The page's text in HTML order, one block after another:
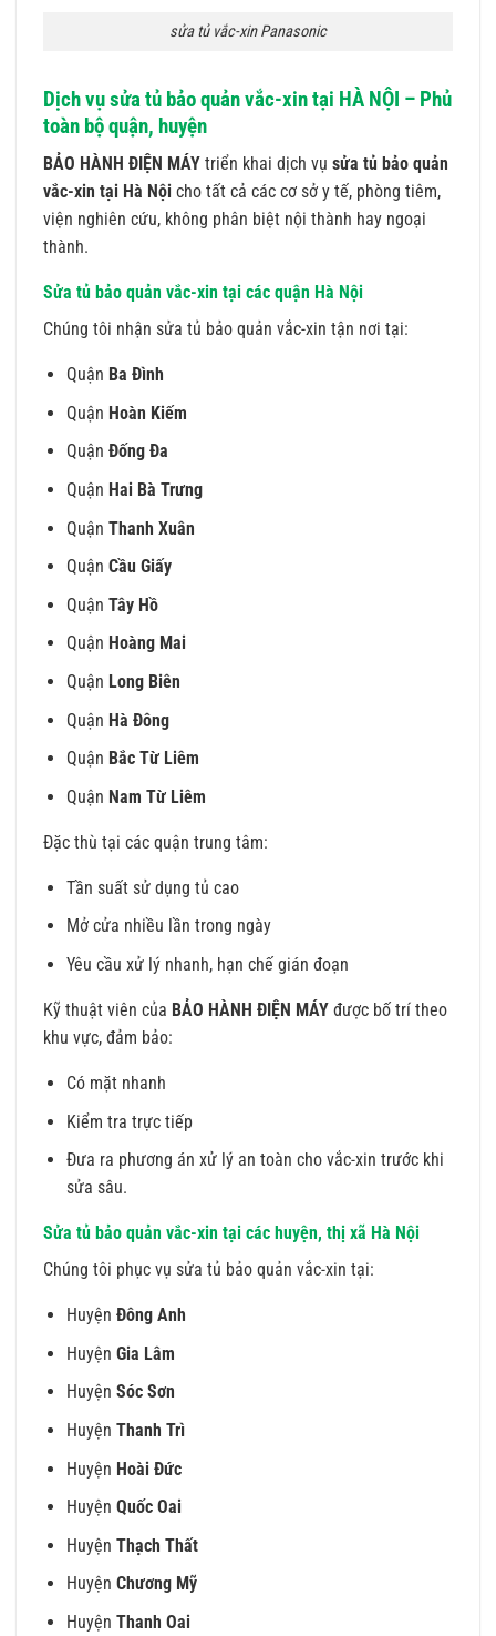
sửa tủ vắc-xin Panasonic
Dịch vụ sửa tủ bảo quản vắc-xin tại HÀ NỘI – Phủ
toàn bộ quận, huyện
BẢO HÀNH ĐIỆN MÁY triển khai dịch vụ sửa tủ bảo quản
vắc-xin tại Hà Nội cho tất cả các cơ sở y tế, phòng tiêm,
viện nghiên cứu, không phân biệt nội thành hay ngoại
thành.
Sửa tủ bảo quản vắc-xin tại các quận Hà Nội
Chúng tôi nhận sửa tủ bảo quản vắc-xin tận nơi tại:
Quận Ba Đình
Quận Hoàn Kiếm
Quận Đống Đa
Quận Hai Bà Trưng
Quận Thanh Xuân
Quận Cầu Giấy
Quận Tây Hồ
Quận Hoàng Mai
Quận Long Biên
Quận Hà Đông
Quận Bắc Từ Liêm
Quận Nam Từ Liêm
Đặc thù tại các quận trung tâm:
Tần suất sử dụng tủ cao
Mở cửa nhiều lần trong ngày
Yêu cầu xử lý nhanh, hạn chế gián đoạn
Kỹ thuật viên của BẢO HÀNH ĐIỆN MÁY được bố trí theo
khu vực, đảm bảo:
Có mặt nhanh
Kiểm tra trực tiếp
Đưa ra phương án xử lý an toàn cho vắc-xin trước khi
sửa sâu.
Sửa tủ bảo quản vắc-xin tại các huyện, thị xã Hà Nội
Chúng tôi phục vụ sửa tủ bảo quản vắc-xin tại:
Huyện Đông Anh
Huyện Gia Lâm
Huyện Sóc Sơn
Huyện Thanh Trì
Huyện Hoài Đức
Huyện Quốc Oai
Huyện Thạch Thất
Huyện Chương Mỹ
Huyện Thanh Oai